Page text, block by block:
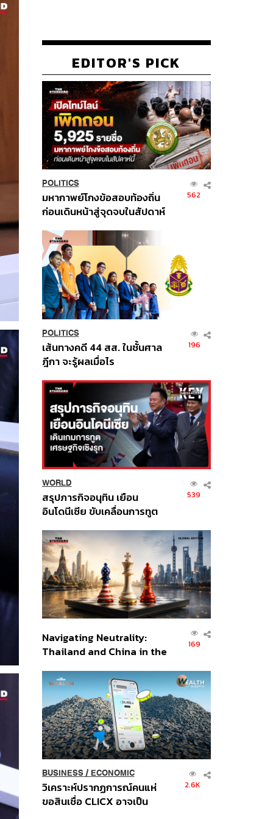
EDITOR'S PICK
POLITICS
มหากาพย์โกงข้อสอบท้องถิ่น
ก่อนเดินหน้าสู่จุดจบในสัปดาห์
562
POLITICS
เส้นทางคดี 44 สส. ในชั้นศาล
ฎีกา จะรู้ผลเมื่อไร
196
WORLD
สรุปภารกิจอนุทิน เยือน
อินโดนีเซีย ขับเคลื่อนการทูต
ส่วนยุทธศาสตร์ไทย –
อินโดนีเซีย
539
Navigating Neutrality:
Thailand and China in the
Order
169
BUSINESS/ ECONOMIC
วิเคราะห์ปรากฏการณ์คนแห่
ขอสินเชื่อ CLICX อาจเป็น
2.6K